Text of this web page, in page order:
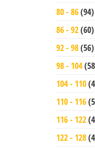
80 - 86(94)
86 - 92(60)
92 - 98(56)
98 - 104
104 - 110
110 - 116
116 - 122
122 - 128